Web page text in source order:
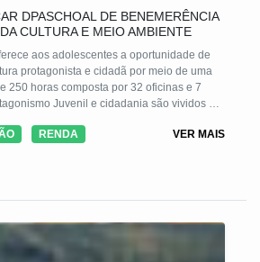
DPASCHOAL DE BENEMERÊNCIA
CULTURA E MEIO AMBIENTE
aos adolescentes a oportunidade de
protagonista e cidadã por meio de uma
250 horas composta por 32 oficinas e 7
Juvenil e cidadania são vividos na
problemas reais da escola e da
de vida desses jovens que consolidam
RENDA VER MAIS